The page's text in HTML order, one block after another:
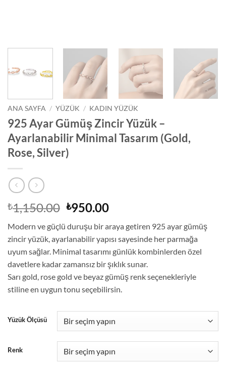
ANA SAYFA / YÜZÜK / KADIN YÜZÜK
925 Ayar Gümüş Zincir Yüzük –
Ayarlanabilir Minimal Tasarım (Gold,
Rose, Silver)
₺1,150.00 Orijinal
₺1,150.00.
₺950.00Şu
fiyat:
₺950.00.
Modern ve güçlü duruşu bir araya getiren 925 ayar gümüş
zincir yüzük, ayarlanabilir yapısı sayesinde her parmağa
uyum sağlar. Minimal tasarımı günlük kombinlerden özel
davetlere kadar zamansız bir şıklık sunar.
Sarı gold, rose gold ve beyaz gümüş renk seçenekleriyle
stiline en uygun tonu seçebilirsin.
Yüzük Ölçüsü
Renk